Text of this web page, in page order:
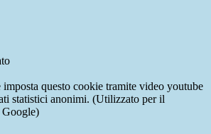
imposta questo cookie tramite video youtube
statistici anonimi. (Utilizzato per il
Google)